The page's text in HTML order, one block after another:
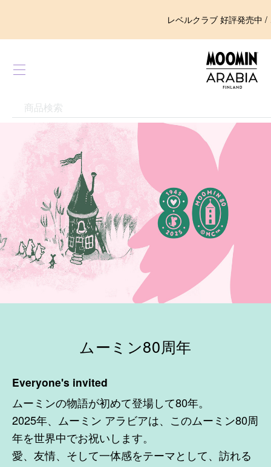
レベルクラブ 好評発売中 /
ムーミン80周年
Everyone's invited
ムーミンの物語が初めて登場して80年。
2025年、ムーミン アラビアは、このムーミン80周
年を世界中でお祝いします。
愛、友情、そして一体感をテーマとして、訪れる